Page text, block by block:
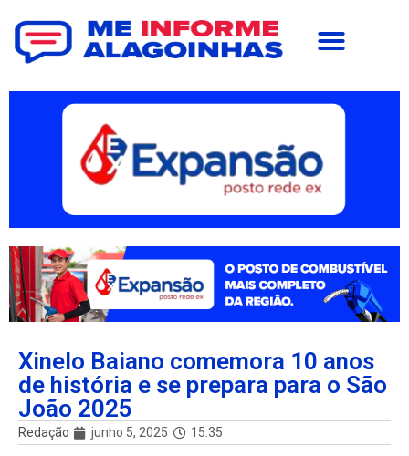
Xinelo Baiano comemora 10 anos
de história e se prepara para o São
João 2025
Redação junho 5, 2025 15:35